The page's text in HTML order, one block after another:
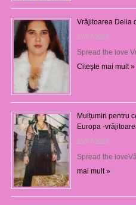
Vrăjitoarea Delia
27/07/2026
Spread the love
Citeşte mai mult »
Mulțumiri pentru
Europa -
23/07/2026
Spread the
mai mult »